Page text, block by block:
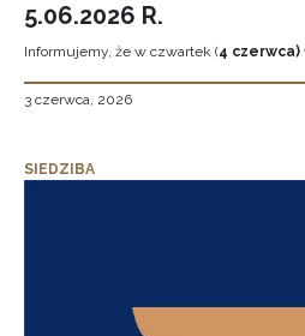
5.06.2026 R.
Informujemy, że w czwartek (4 czerwca)
3 czerwca, 2026
SIEDZIBA